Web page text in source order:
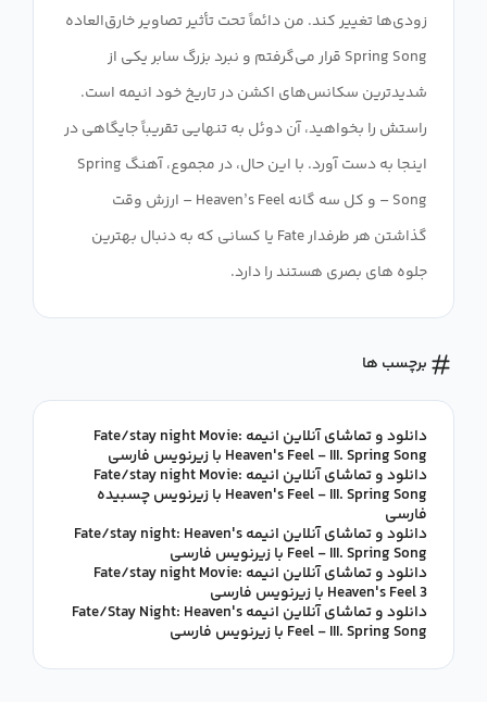
زودی‌ها تغییر کند. من دائماً تحت تأثیر تصاویر خارق‌العاده
Spring Song قرار می‌گرفتم و نبرد بزرگ سابر یکی از
شدیدترین سکانس‌های اکشن در تاریخ خود انیمه است.
راستش را بخواهید، آن دوئل به تنهایی تقریباً جایگاهی در
اینجا به دست آورد. با این حال، در مجموع، آهنگ Spring
Song – و کل سه گانه Heaven’s Feel – ارزش وقت
گذاشتن هر طرفدار Fate یا کسانی که به دنبال بهترین
جلوه های بصری هستند را دارد.
برچسب ها
دانلود و تماشای آنلاین انیمه Fate/stay night Movie:
Heaven's Feel - III. Spring Song با زیرنویس فارسی
دانلود و تماشای آنلاین انیمه Fate/stay night Movie:
Heaven's Feel - III. Spring Song با زیرنویس چسبیده
فارسی
دانلود و تماشای آنلاین انیمه Fate/stay night: Heaven's
Feel - III. Spring Song با زیرنویس فارسی
دانلود و تماشای آنلاین انیمه Fate/stay night Movie:
Heaven's Feel 3 با زیرنویس فارسی
دانلود و تماشای آنلاین انیمه Fate/Stay Night: Heaven's
Feel - III. Spring Song با زیرنویس فارسی